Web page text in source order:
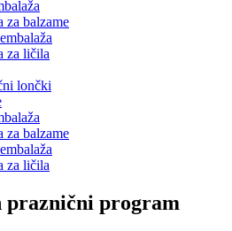
za balzame
za ličila
lončki
za balzame
za ličila
program